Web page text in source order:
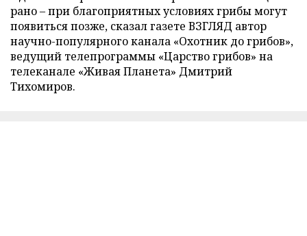
рано – при благоприятных условиях грибы могут
появиться позже, сказал газете ВЗГЛЯД автор
научно-популярного канала «Охотник до грибов»,
ведущий телепрограммы «Царство грибов» на
телеканале «Живая Планета» Дмитрий
Тихомиров.